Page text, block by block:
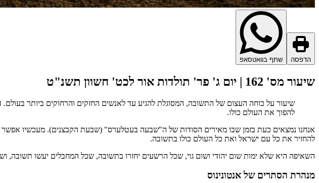
הדפסה שתף בוואטסאפ
שיעור מס' 162 | יום ג' פר' תולדות אור לכט' חשוון תשנ"ט
שיעור על כוחה העצום של התשובה, המסוגלת להגיע עד לאנשים החזקים והרחוקים ביותר בעולם.
להפוך את העולם כולו.
אנחנו נמצאים כעת בזמן שבו מאירים הסודות של ה"שבעה בעטלערס" (שבעת הקבצנים). מעכשיו אפשר
להחזיר את כל עם ישראל ואת כל העולם כולו בתשובה.
השאיפה היא שלא ימות שום יהודי ושום גוי, שכל הרשעים יחזרו בתשובה, שכל המחבלים יעשו תשובה,
מנהרת הסתרים של אנטונינוס